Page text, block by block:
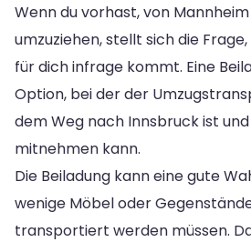
Wenn du vorhast, von
umzuziehen, stellt sich die
für dich infrage kommt. Eine
Option, bei der der
dem Weg nach Innsbruck ist
mitnehmen kann.
Die Beiladung kann eine gute
wenige Möbel oder
transportiert werden müssen.